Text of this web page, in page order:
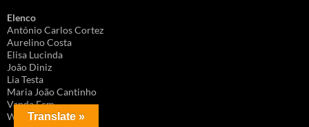
Elenco
António Carlos Cortez
Aurelino Costa
Elisa Lucinda
João Diniz
Lia Testa
Maria João Cantinho
Vanda Ecm
Wagner Merije
Translate »